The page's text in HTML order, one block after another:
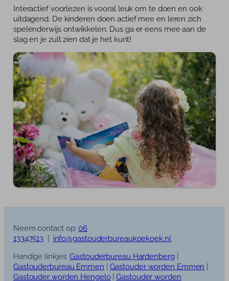
Interactief voorlezen is vooral leuk om te doen en ook
uitdagend. De kinderen doen actief mee en leren zich
spelenderwijs ontwikkelen. Dus ga er eens mee aan de
slag en je zult zien dat je het kunt!
Neem contact op:06
13347513
info@gastouderbureaukoekoek.nl
Handige linkjes:Gastouderbureau Hardenberg|
Gastouderbureau Emmen
Gastouder worden Emmen
Gastouder worden Hengelo|Gastouder worden